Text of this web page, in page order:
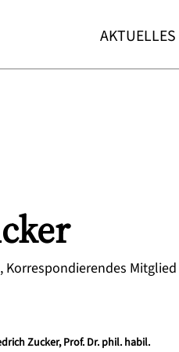
AKTUELLES
Mitglied
Zucker, Prof. Dr. phil. habil.